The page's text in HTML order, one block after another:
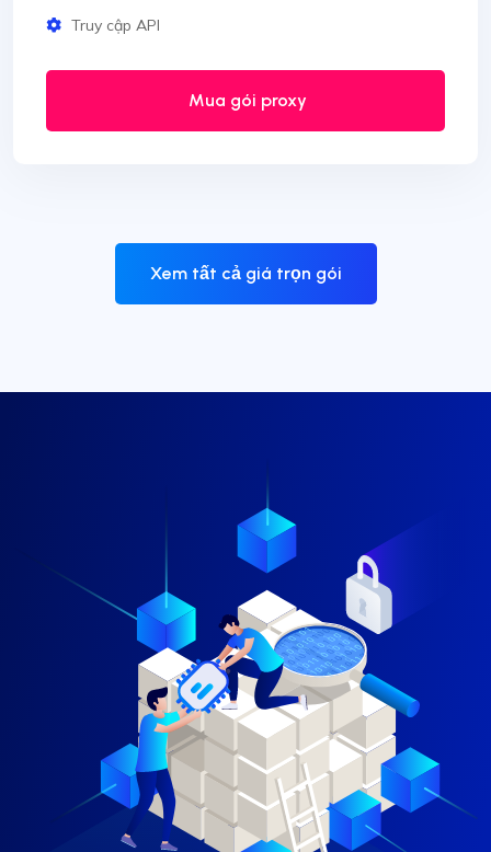
Truy cập API
Mua gói proxy
Xem tất cả giá trọn gói